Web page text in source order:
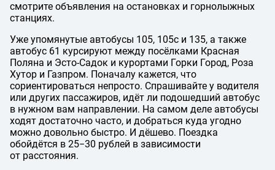
смотрите объявления на остановках и горнолыжных
станциях.
Уже упомянутые автобусы 105, 105с и 135, а также
автобус 61 курсируют между посёлками Красная
Поляна и Эсто-Садок и курортами Горки Город, Роза
Хутор и Газпром. Поначалу кажется, что
сориентироваться непросто. Спрашивайте у водителя
или других пассажиров, идёт ли подошедший автобус
в нужном вам направлении. На самом деле автобусы
ходят достаточно часто, и добраться куда угодно
можно довольно быстро. И дёшево. Поездка
обойдётся в 25−30 рублей в зависимости
от расстояния.